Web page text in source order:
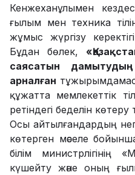
Кенжеханұлымен
ғылым мен техника
жұмыс жүргізу
Бұдан бөлек,
саясатын
арналған
құжатта мемлекеттік
ретіндегі беделін
Осы айтылғандардың
көтерген мәселе
білім министрлігінің
күшейту және оның